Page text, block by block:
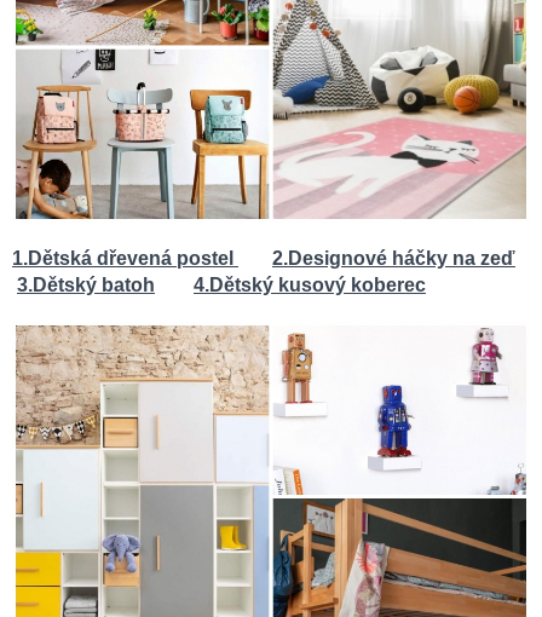
1.Dětská dřevená postel
2.Designové háčky na zeď
3.Dětský batoh
4.Dětský kusový koberec